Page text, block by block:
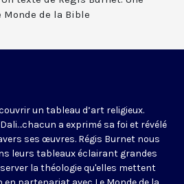
Monde de la Bible
un tableau d’art religieux.
a exprimé sa foi et révélé
ses œuvres. Régis Burnet nous
leurs tableaux éclairant grandes
la théologie qu'elles mettent